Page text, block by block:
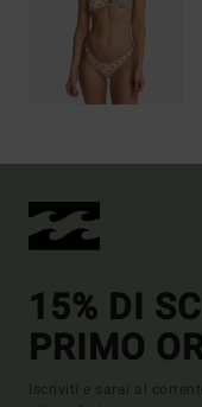
15% DI
PRIMO
Iscriviti e sarai al